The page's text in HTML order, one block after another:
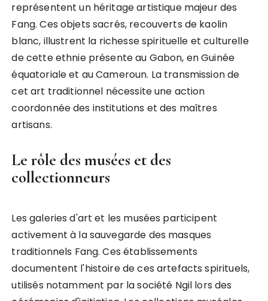
représentent un héritage artistique majeur des
Fang. Ces objets sacrés, recouverts de kaolin
blanc, illustrent la richesse spirituelle et culturelle
de cette ethnie présente au Gabon, en Guinée
équatoriale et au Cameroun. La transmission de
cet art traditionnel nécessite une action
coordonnée des institutions et des maîtres
artisans.
Le rôle des musées et des
collectionneurs
Les galeries d'art et les musées participent
activement à la sauvegarde des masques
traditionnels Fang. Ces établissements
documentent l'histoire de ces artefacts spirituels,
utilisés notamment par la société Ngil lors des